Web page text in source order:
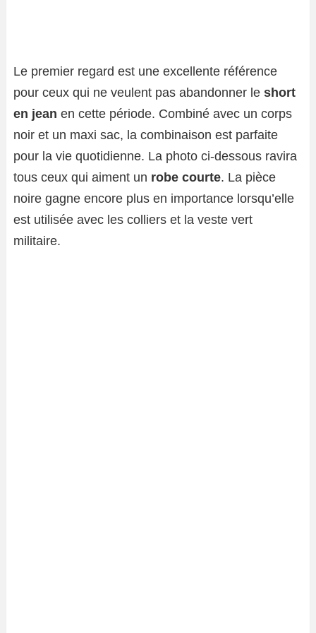
Le premier regard est une excellente référence
pour ceux qui ne veulent pas abandonner le short
en jean en cette période. Combiné avec un corps
noir et un maxi sac, la combinaison est parfaite
pour la vie quotidienne. La photo ci-dessous ravira
tous ceux qui aiment un robe courte. La pièce
noire gagne encore plus en importance lorsqu’elle
est utilisée avec les colliers et la veste vert
militaire.